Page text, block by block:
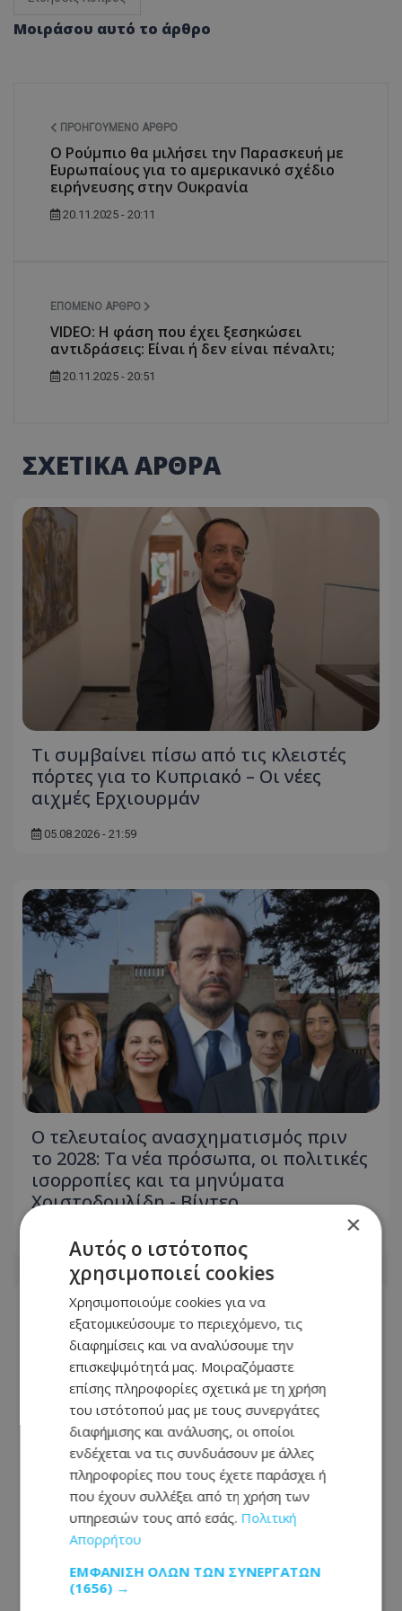
Μοιράσου αυτό το άρθρο
ΠΡΟΗΓΟΎΜΕΝΟ ΆΡΘΡΟ
Ο Ρούμπιο θα μιλήσει την Παρασκευή με
Ευρωπαίους για το αμερικανικό σχέδιο
ειρήνευσης στην Ουκρανία
20.11.2025 - 20:11
ΕΠΌΜΕΝΟ ΆΡΘΡΟ
VIDEO: Η φάση που έχει ξεσηκώσει
αντιδράσεις: Είναι ή δεν είναι πέναλτι;
20.11.2025 - 20:51
ΣΧΕΤΙΚΑ ΑΡΘΡΑ
Τι συμβαίνει πίσω από τις κλειστές
πόρτες για το Κυπριακό – Οι νέες
αιχμές Ερχιουρμάν
05.08.2026 - 21:59
Ο τελευταίος ανασχηματισμός πριν
το 2028: Τα νέα πρόσωπα, οι πολιτικές
ισορροπίες και τα μηνύματα
Χριστοδουλίδη - Βίντεο
05.08.2026 - 20:40
Με τη νέα του σύνθεση συνεδριάζει
την Πέμπτη το Υπουργικό - Οι πρώτες
κινήσεις μετά τον ανασχηματισμό
×
Αυτός ο ιστότοπος
χρησιμοποιεί cookies
Χρησιμοποιούμε cookies για να
εξατομικεύσουμε το περιεχόμενο, τις
διαφημίσεις και να αναλύσουμε την
επισκεψιμότητά μας. Μοιραζόμαστε
επίσης πληροφορίες σχετικά με τη χρήση
του ιστότοπού μας με τους συνεργάτες
διαφήμισης και ανάλυσης, οι οποίοι
ενδέχεται να τις συνδυάσουν με άλλες
πληροφορίες που τους έχετε παράσχει ή
που έχουν συλλέξει από τη χρήση των
υπηρεσιών τους από εσάς. Πολιτική
Απορρήτου
ΕΜΦΆΝΙΣΗ ΌΛΩΝ ΤΩΝ ΣΥΝΕΡΓΑΤΏΝ
(1656) →